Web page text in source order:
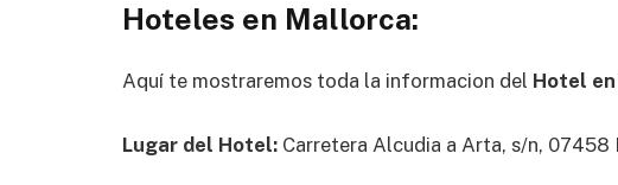
Hoteles en Mallorca:
Aquí te mostraremos toda la informacion del Hotel
Lugar del Hotel: Carretera Alcudia a Arta, s/n, 07458